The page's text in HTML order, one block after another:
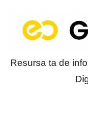
content
Blog-
Resursa ta de